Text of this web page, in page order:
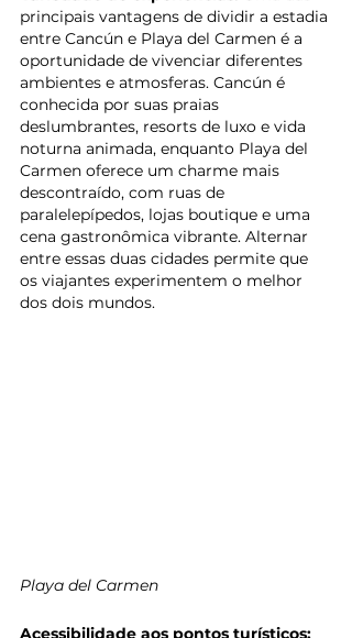
principais vantagens de dividir a estadia
entre Cancún e Playa del Carmen é a
oportunidade de vivenciar diferentes
ambientes e atmosferas. Cancún é
conhecida por suas praias
deslumbrantes, resorts de luxo e vida
noturna animada, enquanto Playa del
Carmen oferece um charme mais
descontraído, com ruas de
paralelepípedos, lojas boutique e uma
cena gastronômica vibrante. Alternar
entre essas duas cidades permite que
os viajantes experimentem o melhor
dos dois mundos.
Playa del Carmen
Acessibilidade aos pontos turísticos: